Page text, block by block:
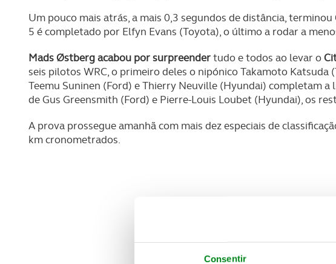
Consentir
Um pouco mais atrás, a mais 0,3 segundos de distância,
5 é completado por Elfyn Evans (Toyota), o último a rodar a
Mads Østberg acabou por surpreendertudo e todos ao levar o
seis pilotos WRC, o primeiro deles o nipónico Takamoto Katsuda
Teemu Suninen (Ford) e Thierry Neuville (Hyundai) completam a
de Gus Greensmith (Ford) e Pierre-Louis Loubet (Hyundai), os
A prova prossegue amanhã com mais dez especiais de
km cronometrados.